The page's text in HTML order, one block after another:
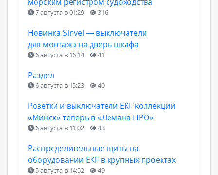
7 августа в 01:29 316
Новинка Sinvel — выключатели
для монтажа на дверь шкафа
6 августа в 16:14 41
Раздел
6 августа в 15:23 40
Розетки и выключатели EKF коллекции
«Минск» теперь в «Лемана ПРО»
6 августа в 11:02 43
Распределительные щиты на
оборудовании EKF в крупных проектах
5 августа в 14:52 49